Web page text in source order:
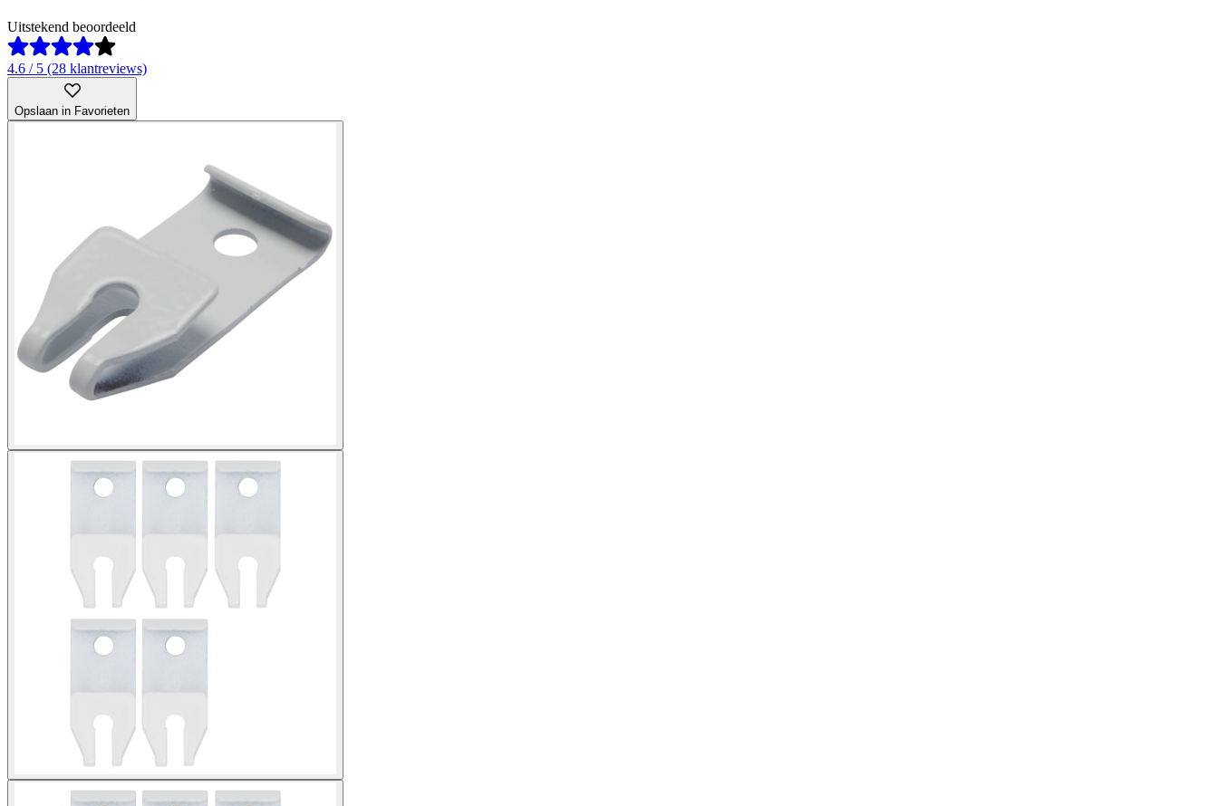
Uitstekend beoordeeld
4.6 / 5 (28 klantreviews)
Opslaan in Favorieten